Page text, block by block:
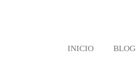
INICIO BLOG